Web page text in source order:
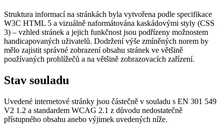
Struktura informací na stránkách byla vytvořena podle specifikace
W3C HTML 5 a vizuálně naformátována kaskádovými styly (CSS
3) – vzhled stránek a jejich funkčnost jsou podřízeny možnostem
handicapovaných uživatelů. Dodržení výše zmíněných norem by
mělo zajistit správné zobrazení obsahu stránek ve většině
používaných prohlížečů a na většině zobrazovacích zařízení.
Stav souladu
Uvedené internetové stránky jsou částečně v souladu s EN 301 549
V2 1.2 a standardem WCAG 2.1 z důvodu nedostatečně
přístupného obsahu anebo výjimek uvedených níže.